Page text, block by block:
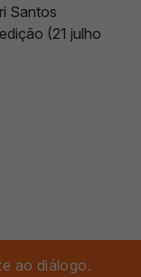
Santos
(21 julho
ao diálogo.